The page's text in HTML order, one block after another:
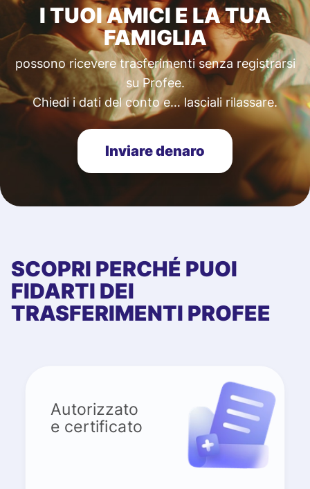
I TUOI AMICI E LA TUA
FAMIGLIA
possono ricevere trasferimenti senza registrarsi
su Profee.
Chiedi i dati del conto e… lasciali rilassare.
Inviare denaro
SCOPRI PERCHÉ PUOI
FIDARTI DEI
TRASFERIMENTI PROFEE
Autorizzato
e certificato